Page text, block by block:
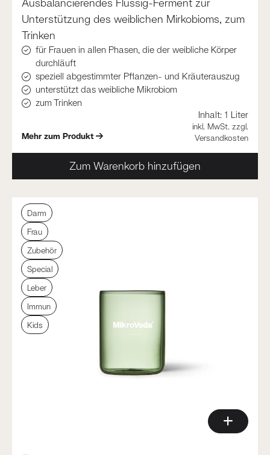
Unterstützung des weiblichen Mirkobioms, zum
Trinken
für Frauen in allen Phasen, die der weibliche Körper
durchläuft
speziell abgestimmter Pflanzen- und Kräuterauszug
unterstützt das weibliche Mikrobiom
zum Trinken
Mehr zum Produkt
Inhalt: 1 Liter
inkl. MwSt. zzgl.
Versandkosten
Zum Warenkorb hinzufügen
Darm
Frau
Zubehör
Special
Leber
Immun
Kids